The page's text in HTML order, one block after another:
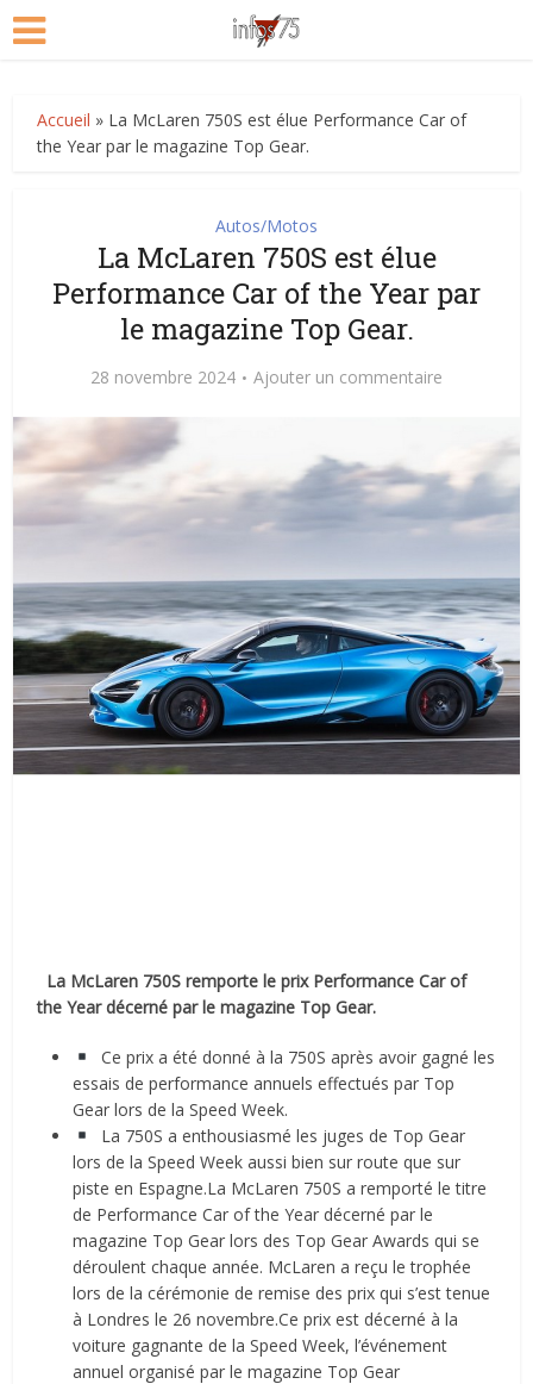
Accueil » La McLaren 750S est élue Performance Car of
the Year par le magazine Top Gear.
Autos/Motos
La McLaren 750S est élue
Performance Car of the Year par
le magazine Top Gear.
28 novembre 2024 Ajouter un commentaire
La McLaren 750S remporte le prix Performance Car of
the Year décerné par le magazine Top Gear.
Ce prix a été donné à la 750S après avoir gagné les
essais de performance annuels effectués par Top
Gear lors de la Speed Week.
La 750S a enthousiasmé les juges de Top Gear
lors de la Speed Week aussi bien sur route que sur
piste en Espagne.La McLaren 750S a remporté le titre
de Performance Car of the Year décerné par le
magazine Top Gear lors des Top Gear Awards qui se
déroulent chaque année. McLaren a reçu le trophée
lors de la cérémonie de remise des prix qui s’est tenue
à Londres le 26 novembre.Ce prix est décerné à la
voiture gagnante de la Speed Week, l’événement
annuel organisé par le magazine Top Gear